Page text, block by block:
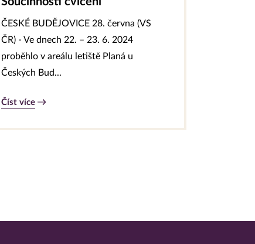
ČESKÉ BUDĚJOVICE 28. června (VS
ČR) - Ve dnech 22. – 23. 6. 2024
proběhlo v areálu letiště Planá u
Českých Bud...
Číst více